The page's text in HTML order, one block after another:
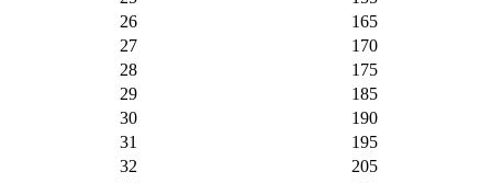
26
165
27
170
28
175
29
185
30
190
31
195
32
205